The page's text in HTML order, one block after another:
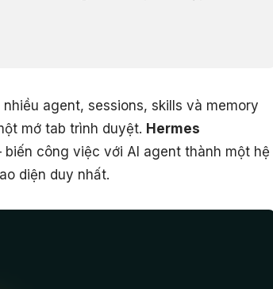
agent, sessions, skills và memory
mớ tab trình duyệt. Hermes
công việc với AI agent thành một hệ
diện duy nhất.